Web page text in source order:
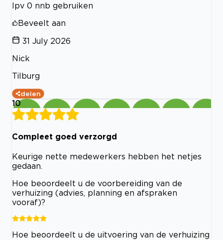
Ipv 0 nnb gebruiken
Beveelt aan
31 July 2026
Nick
Tilburg
delen
10
Compleet goed verzorgd
Keurige nette medewerkers hebben het netjes
gedaan.
Hoe beoordeelt u de voorbereiding van de
verhuizing (advies, planning en afspraken
vooraf)?
Hoe beoordeelt u de uitvoering van de verhuizing